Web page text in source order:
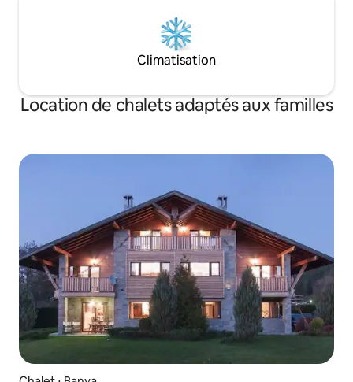
Climatisation
Location de chalets adaptés aux familles